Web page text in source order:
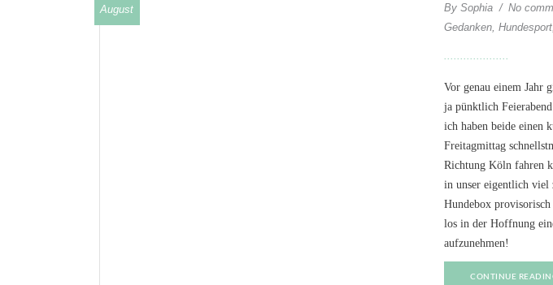
August BySophia No
Gedanken ,Hundesport
Vor genau einem Jahr
ja pünktlich
ich haben beide einen
Freitagmittag
Richtung Köln fahren
in unser eigentlich viel
Hundebox
los in der Hoffnung
aufzunehmen!
CONTINUE